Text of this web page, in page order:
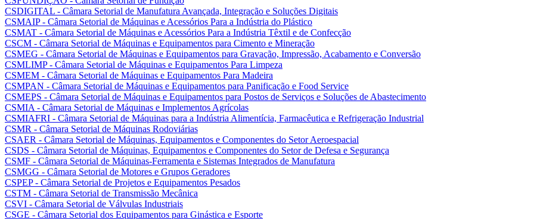
CSDIGITAL - Câmara Setorial de Manufatura Avançada, Integração e Soluções Digitais
CSMAIP - Câmara Setorial de Máquinas e Acessórios Para a Indústria do Plástico
CSMAT - Câmara Setorial de Máquinas e Acessórios Para a Indústria Têxtil e de Confecção
CSCM - Câmara Setorial de Máquinas e Equipamentos para Cimento e Mineração
CSMEG - Câmara Setorial de Máquinas e Equipamentos para Gravação, Impressão, Acabamento e Conversão
CSMLIMP - Câmara Setorial de Máquinas e Equipamentos Para Limpeza
CSMEM - Câmara Setorial de Máquinas e Equipamentos Para Madeira
CSMPAN - Câmara Setorial de Máquinas e Equipamentos para Panificação e Food Service
CSMEPS - Câmara Setorial de Máquinas e Equipamentos para Postos de Serviços e Soluções de Abastecimento
CSMIA - Câmara Setorial de Máquinas e Implementos Agrícolas
CSMIAFRI - Câmara Setorial de Máquinas para a Indústria Alimentícia, Farmacêutica e Refrigeração Industrial
CSMR - Câmara Setorial de Máquinas Rodoviárias
CSAER - Câmara Setorial de Máquinas, Equipamentos e Componentes do Setor Aeroespacial
CSDS - Câmara Setorial de Máquinas, Equipamentos e Componentes do Setor de Defesa e Segurança
CSMF - Câmara Setorial de Máquinas-Ferramenta e Sistemas Integrados de Manufatura
CSMGG - Câmara Setorial de Motores e Grupos Geradores
CSPEP - Câmara Setorial de Projetos e Equipamentos Pesados
CSTM - Câmara Setorial de Transmissão Mecânica
CSVI - Câmara Setorial de Válvulas Industriais
CSGE - Câmara Setorial dos Equipamentos para Ginástica e Esporte